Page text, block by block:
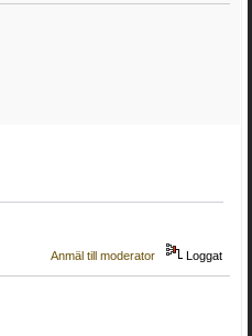
Anmäl till moderator Loggat